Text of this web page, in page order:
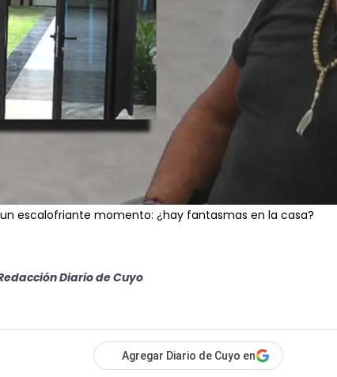
escalofriante momento: ¿hay fantasmas en la casa?
Diario de Cuyo
Agregar Diario de Cuyo en